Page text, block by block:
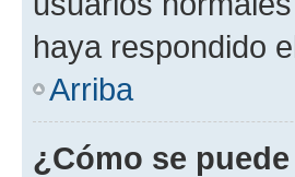
haya respondido
Arriba
¿Cómo se